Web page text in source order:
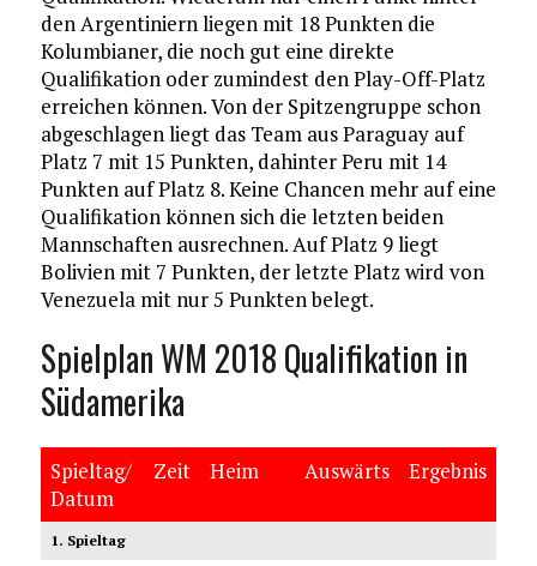
den Argentiniern liegen mit 18 Punkten die
Kolumbianer, die noch gut eine direkte
Qualifikation oder zumindest den Play-Off-Platz
erreichen können. Von der Spitzengruppe schon
abgeschlagen liegt das Team aus Paraguay auf
Platz 7 mit 15 Punkten, dahinter Peru mit 14
Punkten auf Platz 8. Keine Chancen mehr auf eine
Qualifikation können sich die letzten beiden
Mannschaften ausrechnen. Auf Platz 9 liegt
Bolivien mit 7 Punkten, der letzte Platz wird von
Venezuela mit nur 5 Punkten belegt.
Spielplan WM 2018 Qualifikation in
Südamerika
Spieltag/
Datum
Zeit Heim Auswärts Ergebnis
1. Spieltag